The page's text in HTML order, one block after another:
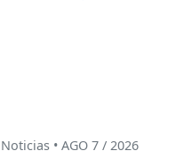
Noticias • AGO 7 / 2026